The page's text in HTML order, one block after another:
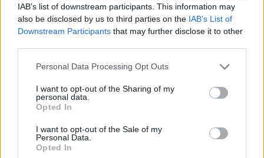
IAB’s list of downstream participants. This information may
also be disclosed by us to third parties on the IAB’s List of
Downstream Participants that may further disclose it to other
Personal Data Processing Opt Outs
I want to opt-out of the Sharing of my
personal data.
Opted In
I want to opt-out of the Sale of my
Personal Data.
Opted In
Αρης Βρετός|18/01/2024 09:56
Νέο Toyota GR Yaris: Έπιασε τα 0-
100 σε λιγότερο από 6